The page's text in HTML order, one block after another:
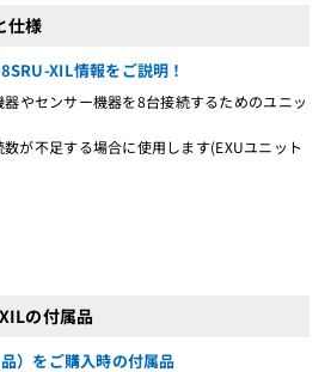
仕様
XIL情報をご説明！
やセンサー機器を8台接続するためのユニッ
が不足する場合に使用します(EXUユニット
の付属品
）をご購入時の付属品